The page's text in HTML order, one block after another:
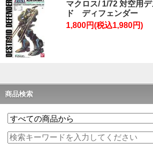
マクロス/ 1/72 対空用
ド ディフェンダー
1,800円(税込1,980円)
商品検索